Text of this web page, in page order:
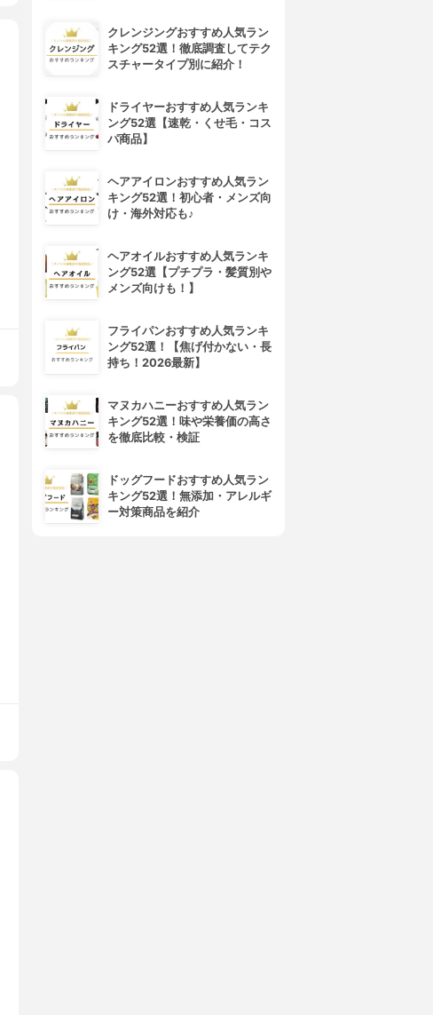
クレンジングおすすめ人気ラン
キング52選！徹底調査してテク
スチャータイプ別に紹介！
ドライヤーおすすめ人気ランキ
ング52選【速乾・くせ毛・コス
パ商品】
ヘアアイロンおすすめ人気ラン
キング52選！初心者・メンズ向
け・海外対応も♪
ヘアオイルおすすめ人気ランキ
ング52選【プチプラ・髪質別や
メンズ向けも！】
フライパンおすすめ人気ランキ
ング52選！【焦げ付かない・長
持ち！2026最新】
マヌカハニーおすすめ人気ラン
キング52選！味や栄養価の高さ
を徹底比較・検証
ドッグフードおすすめ人気ラン
キング52選！無添加・アレルギ
ー対策商品を紹介